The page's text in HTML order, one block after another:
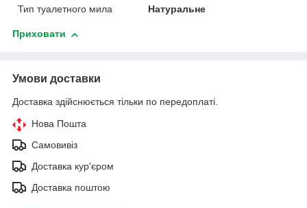
Тип туалетного мила
Натуральне
Приховати
Умови доставки
Доставка здійснюється тільки по передоплаті.
Нова Пошта
Самовивіз
Доставка кур'єром
Доставка поштою